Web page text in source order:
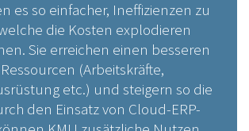
es so einfacher, Ineffizienzen zu
die Kosten explodieren
Sie erreichen einen besseren
(Arbeitskräfte,
etc.) und steigern so die
den Einsatz von Cloud-ERP-